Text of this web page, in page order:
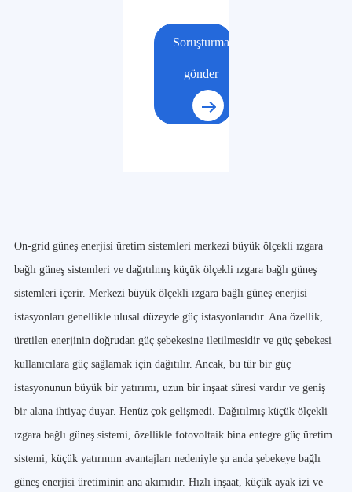
Soruşturma
gönder
On-grid güneş enerjisi üretim sistemleri merkezi büyük ölçekli ızgara
bağlı güneş sistemleri ve dağıtılmış küçük ölçekli ızgara bağlı güneş
sistemleri içerir. Merkezi büyük ölçekli ızgara bağlı güneş enerjisi
istasyonları genellikle ulusal düzeyde güç istasyonlarıdır. Ana özellik,
üretilen enerjinin doğrudan güç şebekesine iletilmesidir ve güç şebekesi
kullanıcılara güç sağlamak için dağıtılır. Ancak, bu tür bir güç
istasyonunun büyük bir yatırımı, uzun bir inşaat süresi vardır ve geniş
bir alana ihtiyaç duyar. Henüz çok gelişmedi. Dağıtılmış küçük ölçekli
ızgara bağlı güneş sistemi, özellikle fotovoltaik bina entegre güç üretim
sistemi, küçük yatırımın avantajları nedeniyle şu anda şebekeye bağlı
güneş enerjisi üretiminin ana akımıdır. Hızlı inşaat, küçük ayak izi ve